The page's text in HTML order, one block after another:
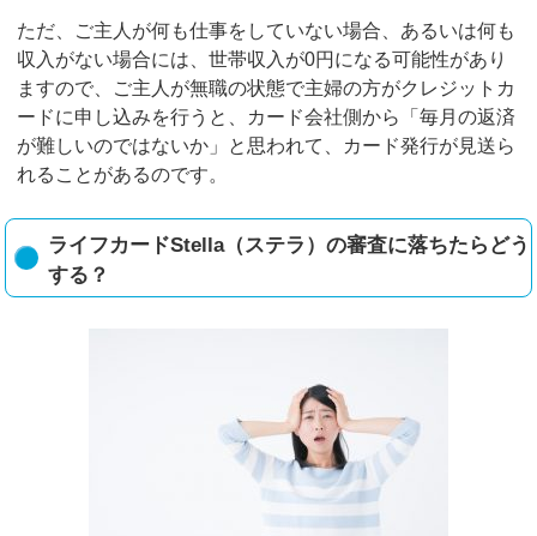
ただ、ご主人が何も仕事をしていない場合、あるいは何も
収入がない場合には、世帯収入が0円になる可能性があり
ますので、ご主人が無職の状態で主婦の方がクレジットカ
ードに申し込みを行うと、カード会社側から「毎月の返済
が難しいのではないか」と思われて、カード発行が見送ら
れることがあるのです。
ライフカードStella（ステラ）の審査に落ちたらどう
する？